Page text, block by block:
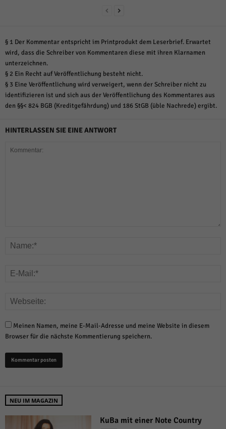
§ 1 Der Kommentar entspricht im Printprodukt dem Leserbrief. Erwartet
wird, dass die Schreiber von Kommentaren diese mit ihren Klarnamen
unterzeichnen.
§ 2 Ein Recht auf Veröffentlichung besteht nicht.
§ 3 Eine Veröffentlichung wird verweigert, wenn der Schreiber nicht zu
identifizieren ist und sich aus der Veröffentlichung des Kommentares aus
den §§< 824 BGB (Kreditgefährdung) und 186 StGB (üble Nachrede) ergibt.
HINTERLASSEN SIE EINE ANTWORT
Meinen Namen, meine E-Mail-Adresse und meine Website in diesem
Browser für die nächste Kommentierung speichern.
NEU IM MAGAZIN
KuBa mit einer Note Country